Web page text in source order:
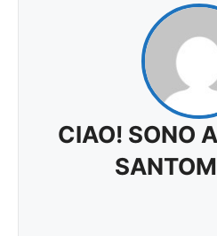
CIAO! SONO